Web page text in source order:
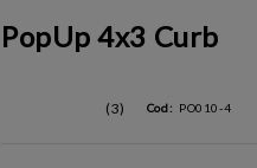
PopUp 4x3 Curb
(3) Cod: PO010-4